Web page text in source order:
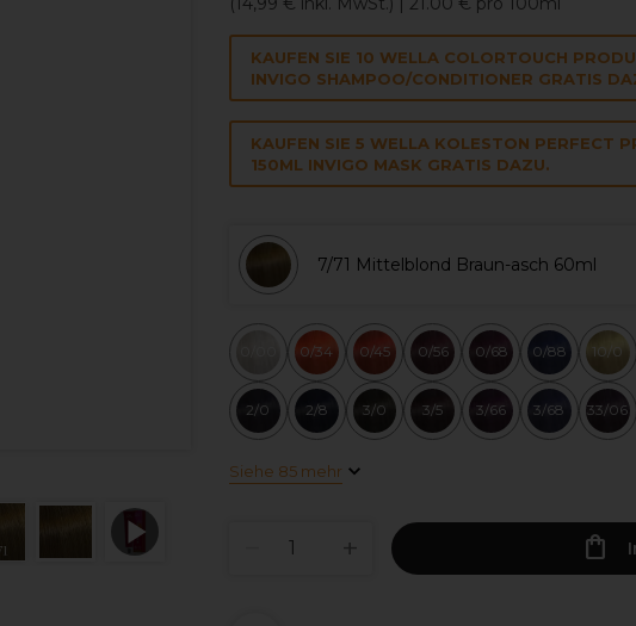
KAUFEN SIE 10 WELLA COLORTOUCH
INVIGO SHAMPOO/CONDITIONER GRATIS
KAUFEN SIE 5 WELLA KOLESTON PERFECT
150ML INVIGO MASK GRATIS DAZU.
7/71 Mittelblond Braun-asch 60ml
0/34 0/45 0/56 0/68 0/88 10/0
2/0 2/8 3/0 3/5 3/66 3/68 33/06
Siehe 85 mehr